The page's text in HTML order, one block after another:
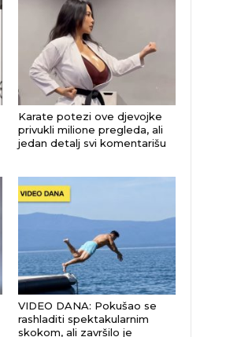
Karate potezi ove djevojke
privukli milione pregleda, ali
jedan detalj svi komentarišu
VIDEO DANA: Pokušao se
rashladiti spektakularnim
skokom, ali završilo je